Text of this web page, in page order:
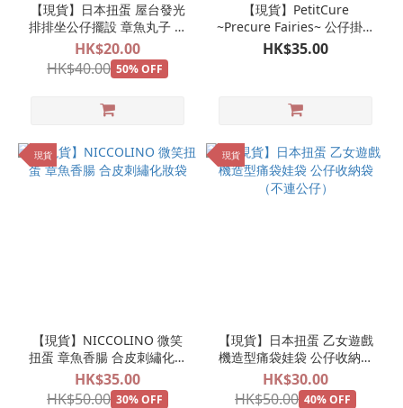
【現貨】日本扭蛋 屋台發光
排排坐公仔擺設 章魚丸子 刨
冰
HK$20.00
HK$40.00 50% OFF
【現貨】PetitCure
~Precure Fairies~ 公仔掛飾
玩偶娃娃
HK$35.00
現貨
【現貨】NICCOLINO 微笑
扭蛋 章魚香腸 合皮刺繡化妝
袋
HK$35.00
HK$50.00 30% OFF
現貨
【現貨】日本扭蛋 乙女遊戲
機造型痛袋娃袋 公仔收納袋
（不連公仔）
HK$30.00
HK$50.00 40% OFF